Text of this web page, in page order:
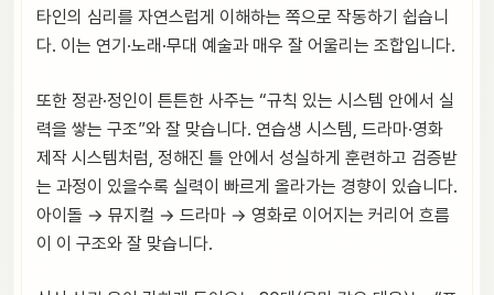
타인의 심리를 자연스럽게 이해하는 쪽으로 작동하기 쉽습니
다. 이는 연기·노래·무대 예술과 매우 잘 어울리는 조합입니다.
또한 정관·정인이 튼튼한 사주는 “규칙 있는 시스템 안에서 실
력을 쌓는 구조”와 잘 맞습니다. 연습생 시스템, 드라마·영화
제작 시스템처럼, 정해진 틀 안에서 성실하게 훈련하고 검증받
는 과정이 있을수록 실력이 빠르게 올라가는 경향이 있습니다.
아이돌 → 뮤지컬 → 드라마 → 영화로 이어지는 커리어 흐름
이 이 구조와 잘 맞습니다.